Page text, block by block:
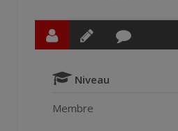
Niveau
Membre